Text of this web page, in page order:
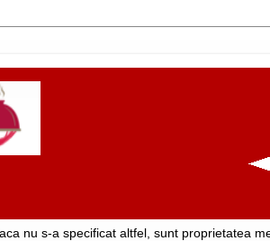
nu s-a specificat altfel, sunt proprietatea